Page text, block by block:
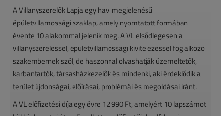
A Villanyszerelők Lapja egy havi megjelenésű
épületvillamossági szaklap, amely nyomtatott formában
évente 10 alakommal jelenik meg. A VL elsődlegesen a
villanyszereléssel, épületvillamossági kivitelezéssel foglalkozó
szakembernek szól, de haszonnal olvashatják üzemeltetők,
karbantartók, társasházkezelők és mindenki, aki érdeklődik a
terület újdonságai, előírásai, problémái és megoldásai iránt.
A VL előfizetési díja egy évre 12 990 Ft, amelyért 10 lapszámot